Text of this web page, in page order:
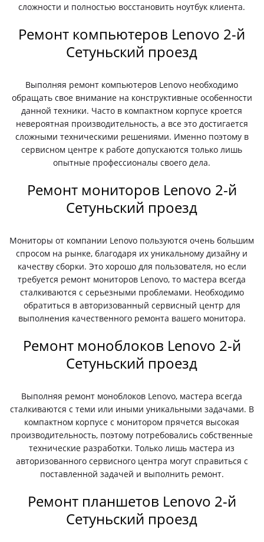
сложности и полностью восстановить ноутбук клиента.
Ремонт компьютеров Lenovo 2-й
Сетуньский проезд
Выполняя ремонт компьютеров Lenovo необходимо
обращать свое внимание на конструктивные особенности
данной техники. Часто в компактном корпусе кроется
невероятная производительность, а все это достигается
сложными техническими решениями. Именно поэтому в
сервисном центре к работе допускаются только лишь
опытные профессионалы своего дела.
Ремонт мониторов Lenovo 2-й
Сетуньский проезд
Мониторы от компании Lenovo пользуются очень большим
спросом на рынке, благодаря их уникальному дизайну и
качеству сборки. Это хорошо для пользователя, но если
требуется ремонт мониторов Lenovo, то мастера всегда
сталкиваются с серьезными проблемами. Необходимо
обратиться в авторизованный сервисный центр для
выполнения качественного ремонта вашего монитора.
Ремонт моноблоков Lenovo 2-й
Сетуньский проезд
Выполняя ремонт моноблоков Lenovo, мастера всегда
сталкиваются с теми или иными уникальными задачами. В
компактном корпусе с монитором прячется высокая
производительность, поэтому потребовались собственные
технические разработки. Только лишь мастера из
авторизованного сервисного центра могут справиться с
поставленной задачей и выполнить ремонт.
Ремонт планшетов Lenovo 2-й
Сетуньский проезд